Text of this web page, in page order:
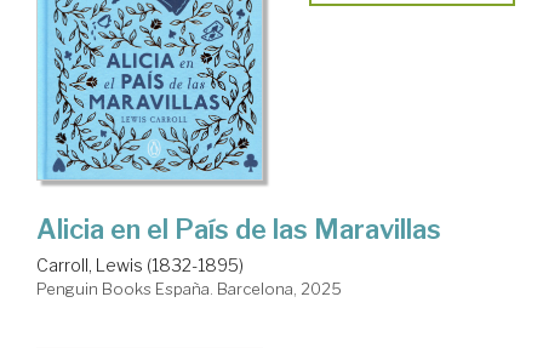
Alicia en el País de las Maravillas
Carroll, Lewis (1832-1895)
Penguin Books España. Barcelona, 2025